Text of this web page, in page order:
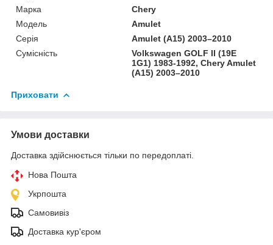
Марка
Chery
Модель
Amulet
Серія
Amulet (A15) 2003–2010
Сумісність
Volkswagen GOLF II (19E
1G1) 1983-1992, Chery Amulet
(A15) 2003–2010
Приховати
Умови доставки
Доставка здійснюється тільки по передоплаті.
Нова Пошта
Укрпошта
Самовивіз
Доставка кур'єром